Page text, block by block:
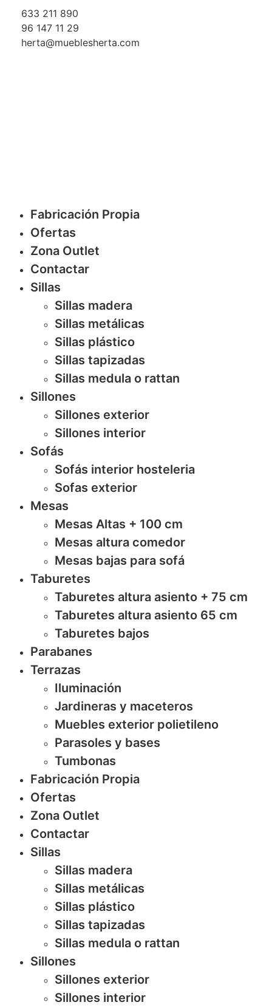
633 211 890
96 147 11 29
herta@mueblesherta.com
Fabricación Propia
Ofertas
Zona Outlet
Contactar
Sillas
Sillas madera
Sillas metálicas
Sillas plástico
Sillas tapizadas
Sillas medula o rattan
Sillones
Sillones exterior
Sillones interior
Sofás
Sofás interior hosteleria
Sofas exterior
Mesas
Mesas Altas + 100 cm
Mesas altura comedor
Mesas bajas para sofá
Taburetes
Taburetes altura asiento + 75 cm
Taburetes altura asiento 65 cm
Taburetes bajos
Parabanes
Terrazas
Iluminación
Jardineras y maceteros
Muebles exterior polietileno
Parasoles y bases
Tumbonas
Fabricación Propia
Ofertas
Zona Outlet
Contactar
Sillas
Sillas madera
Sillas metálicas
Sillas plástico
Sillas tapizadas
Sillas medula o rattan
Sillones
Sillones exterior
Sillones interior